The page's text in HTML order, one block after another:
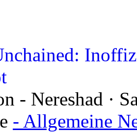
- Nereshad ·
- Allgemeine